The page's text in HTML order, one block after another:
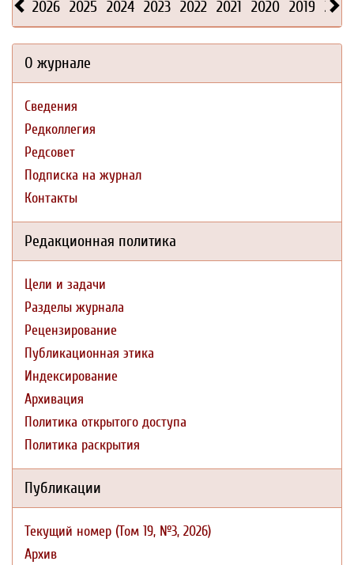
2026 2025 2024 2023 2022 2021 2020 2019 2018
О журнале
Сведения
Редколлегия
Редсовет
Подписка на журнал
Контакты
Редакционная политика
Цели и задачи
Разделы журнала
Рецензирование
Публикационная этика
Индексирование
Архивация
Политика открытого доступа
Политика раскрытия
Публикации
Текущий номер (Том 19, №3, 2026)
Архив